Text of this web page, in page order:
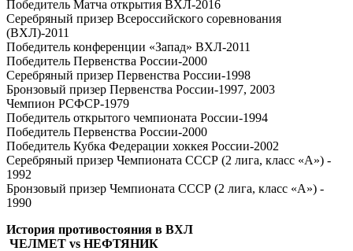
Победитель Матча открытия ВХЛ-2016
Серебряный призер Всероссийского соревнования
(ВХЛ)-2011
Победитель конференции «Запад» ВХЛ-2011
Победитель Первенства России-2000
Серебряный призер Первенства России-1998
Бронзовый призер Первенства России-1997, 2003
Чемпион РСФСР-1979
Победитель открытого чемпионата России-1994
Победитель Первенства России-2000
Победитель Кубка Федерации хоккея России-2002
Серебряный призер Чемпионата СССР (2 лига, класс «А») -
1992
Бронзовый призер Чемпионата СССР (2 лига, класс «А») -
1990
История противостояния в ВХЛ
ЧЕЛМЕТ vs НЕФТЯНИК